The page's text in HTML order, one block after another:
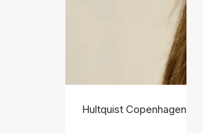
Hultquist Copenhagen